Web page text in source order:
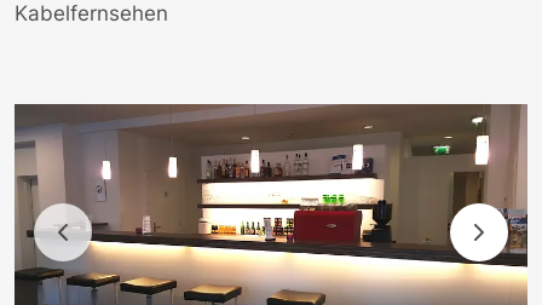
Kabelfernsehen